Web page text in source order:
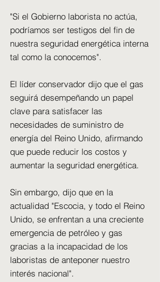
"Si el Gobierno laborista no actúa,
podríamos ser testigos del fin de
nuestra seguridad energética interna
tal como la conocemos".
El líder conservador dijo que el gas
seguirá desempeñando un papel
clave para satisfacer las
necesidades de suministro de
energía del Reino Unido, afirmando
que puede reducir los costos y
aumentar la seguridad energética.
Sin embargo, dijo que en la
actualidad "Escocia, y todo el Reino
Unido, se enfrentan a una creciente
emergencia de petróleo y gas
gracias a la incapacidad de los
laboristas de anteponer nuestro
interés nacional".